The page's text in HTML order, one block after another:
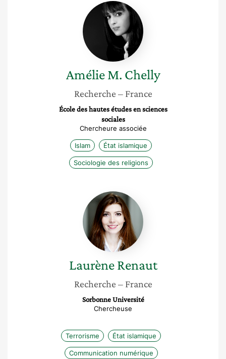
Amélie
M.
Chelly
Amélie M. Chelly
Recherche – France
École des hautes études en sciences
sociales
Chercheure associée
Islam État islamique
Sociologie des religions
Laurène
Renaut
Laurène Renaut
Recherche – France
Sorbonne Université
Chercheuse
Terrorisme État islamique
Communication numérique